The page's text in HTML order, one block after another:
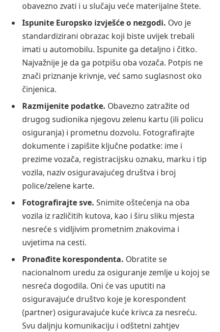
obavezno zvati i u slučaju veće materijalne štete.
Ispunite Europsko izvješće o nezgodi. Ovo je
standardizirani obrazac koji biste uvijek trebali
imati u automobilu. Ispunite ga detaljno i čitko.
Najvažnije je da ga potpišu oba vozača. Potpis ne
znači priznanje krivnje, već samo suglasnost oko
činjenica.
Razmijenite podatke. Obavezno zatražite od
drugog sudionika njegovu zelenu kartu (ili policu
osiguranja) i prometnu dozvolu. Fotografirajte
dokumente i zapišite ključne podatke: ime i
prezime vozača, registracijsku oznaku, marku i tip
vozila, naziv osiguravajućeg društva i broj
police/zelene karte.
Fotografirajte sve. Snimite oštećenja na oba
vozila iz različitih kutova, kao i širu sliku mjesta
nesreće s vidljivim prometnim znakovima i
uvjetima na cesti.
Pronađite korespondenta. Obratite se
nacionalnom uredu za osiguranje zemlje u kojoj se
nesreća dogodila. Oni će vas uputiti na
osiguravajuće društvo koje je korespondent
(partner) osiguravajuće kuće krivca za nesreću.
Svu daljnju komunikaciju i odštetni zahtjev